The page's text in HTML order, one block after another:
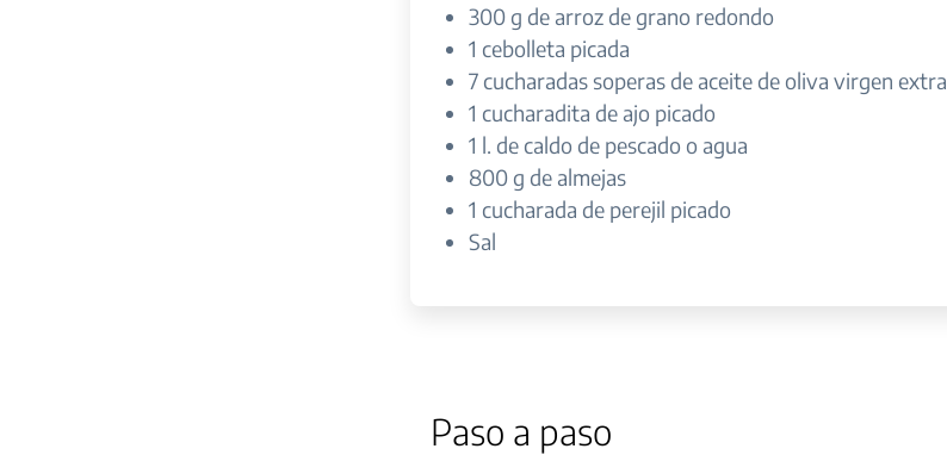
300 g de arroz de grano redondo
1 cebolleta picada
7 cucharadas soperas de aceite de oliva virgen extra
1 cucharadita de ajo picado
1 l. de caldo de pescado o agua
800 g de almejas
1 cucharada de perejil picado
Sal
Paso a paso